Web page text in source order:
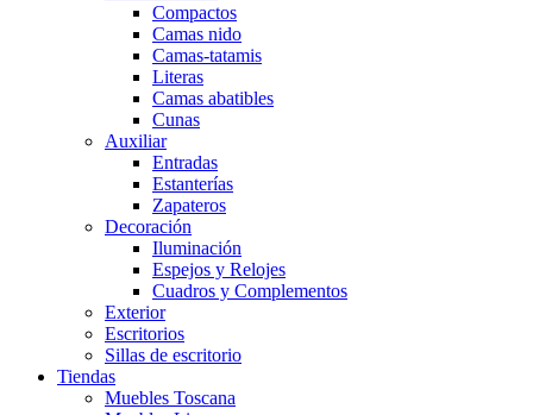
Compactos
Camas nido
Camas-tatamis
Literas
Camas abatibles
Cunas
Auxiliar
Entradas
Estanterías
Zapateros
Decoración
Iluminación
Espejos y Relojes
Cuadros y Complementos
Exterior
Escritorios
Sillas de escritorio
Tiendas
Muebles Toscana